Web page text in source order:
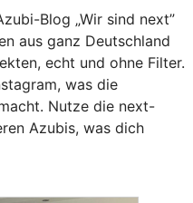
Blog „Wir sind next”
aus ganz Deutschland
echt und ohne Filter.
was die
Nutze die next-
Azubis, was dich